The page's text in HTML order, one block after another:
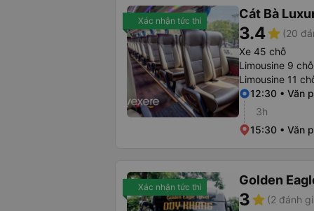
Xác nhận tức thì Cát Bà
3.4star (20
Xe 45 chỗ
Limousine 9 chỗ
Limousine 11
12:30 • Văn
3h
15:30 • Văn
Xác nhận tức thì Golden
3star (2 đánh